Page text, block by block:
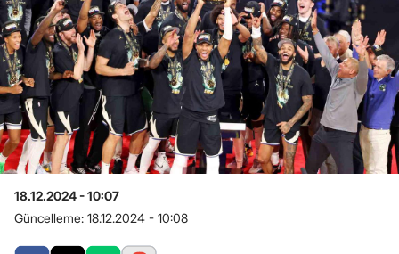
18.12.2024 - 10:07
Güncelleme: 18.12.2024 - 10:08